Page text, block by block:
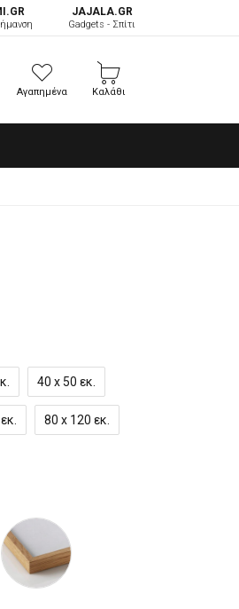
JAJALA.GR
Gadgets - Σπίτι
Αγαπημένα Καλάθι
40 x 50 εκ.
80 x 120 εκ.